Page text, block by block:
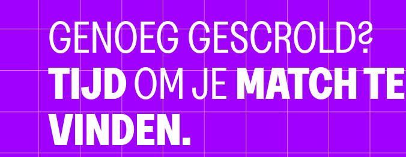
GENOEG GESCROLD?
TIJDOM JEMATCH TE
VINDEN.